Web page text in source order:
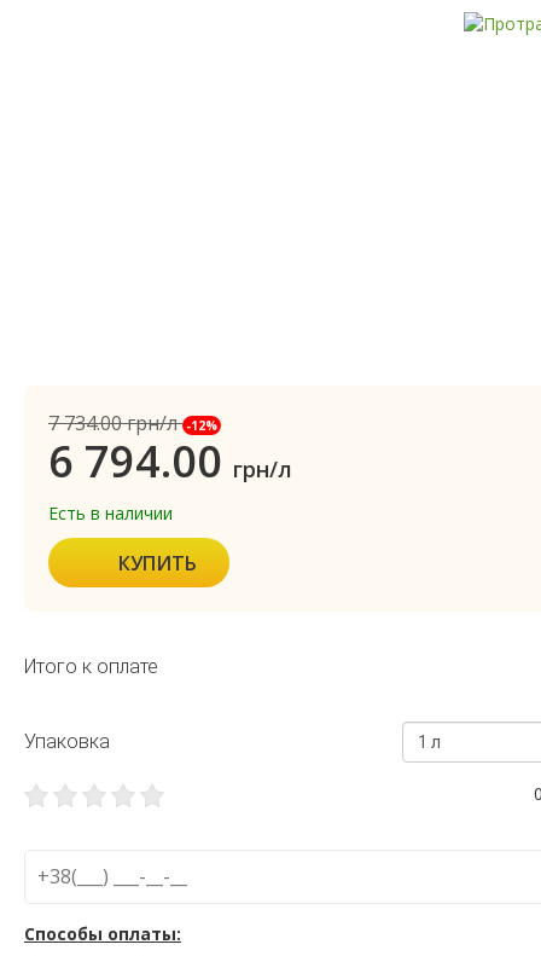
7 734.00грн/л -12%
6 794.00 грн/л
Есть в наличии
КУПИТЬ
Итого к оплате
Упаковка 1 л
Способы оплаты: